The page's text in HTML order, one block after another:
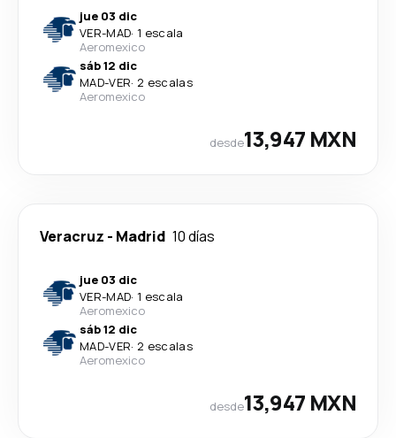
jue 03 dic
VER-MAD· 1 escala
Aeromexico
sáb 12 dic
MAD-VER· 2 escalas
Aeromexico
desde13,947 MXN
Veracruz - Madrid 10 días
jue 03 dic
VER-MAD· 1 escala
Aeromexico
sáb 12 dic
MAD-VER· 2 escalas
Aeromexico
desde13,947 MXN